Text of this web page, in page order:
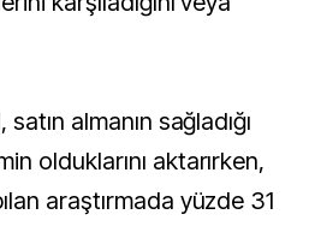
almanın sağladığı
olduklarını aktarırken,
araştırmada yüzde 31